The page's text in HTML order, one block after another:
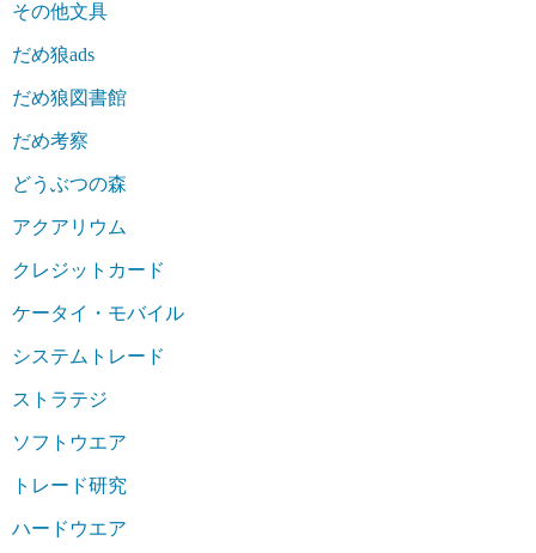
その他文具
だめ狼ads
だめ狼図書館
だめ考察
どうぶつの森
アクアリウム
クレジットカード
ケータイ・モバイル
システムトレード
ストラテジ
ソフトウエア
トレード研究
ハードウエア